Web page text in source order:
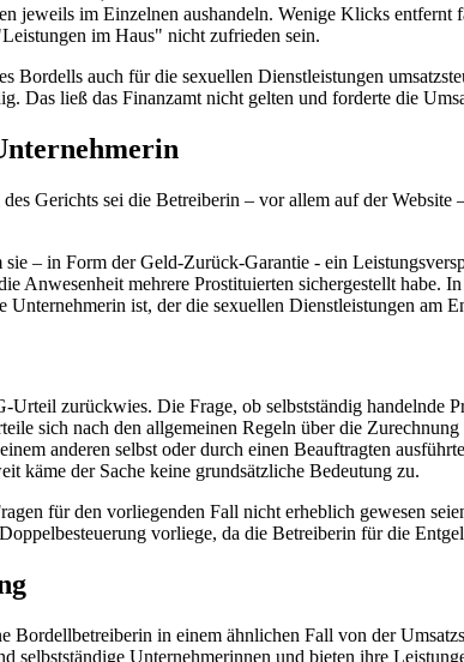
jeweils im Einzelnen aushandeln. Wenige Klicks
im Haus" nicht zufrieden sein.
Bordells auch für die sexuellen Dienstleistungen
Das ließ das Finanzamt nicht gelten und forderte die
Gerichts sei die Betreiberin – vor allem auf der Website
– in Form der Geld-Zurück-Garantie - ein
Anwesenheit mehrere Prostituierten sichergestellt habe.
ist, der die sexuellen Dienstleistungen am
zurückwies. Die Frage, ob selbstständig handelnde
sich nach den allgemeinen Regeln über die
anderen selbst oder durch einen Beauftragten
käme der Sache keine grundsätzliche Bedeutung zu.
für den vorliegenden Fall nicht erheblich gewesen
vorliege, da die Betreiberin für die
in einem ähnlichen Fall von der
Unternehmerinnen und bieten ihre